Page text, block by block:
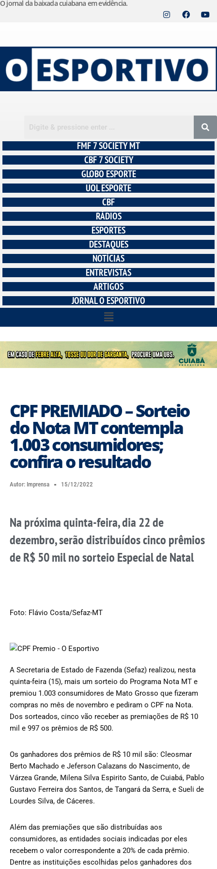
o
conteúdo
O jornal da baixada cuiabana em evidência.
FMF 7 SOCIETY MT
CBF 7 SOCIETY
GLOBO ESPORTE
UOL ESPORTE
CBF
RÁDIOS
ESPORTES
DESTAQUES
NOTÍCIAS
ENTREVISTAS
ARTIGOS
JORNAL O ESPORTIVO
CPF PREMIADO – Sorteio
do Nota MT contempla
1.003 consumidores;
confira o resultado
Autor: Imprensa 15/12/2022
Na próxima quinta-feira, dia 22 de
dezembro, serão distribuídos cinco prêmios
de R$ 50 mil no sorteio Especial de Natal
Foto: Flávio Costa/Sefaz-MT
A Secretaria de Estado de Fazenda (Sefaz) realizou, nesta
quinta-feira (15), mais um sorteio do Programa Nota MT e
premiou 1.003 consumidores de Mato Grosso que fizeram
compras no mês de novembro e pediram o CPF na Nota.
Dos sorteados, cinco vão receber as premiações de R$ 10
mil e 997 os prêmios de R$ 500.
Os ganhadores dos prêmios de R$ 10 mil são: Cleosmar
Berto Machado e Jeferson Calazans do Nascimento, de
Várzea Grande, Milena Silva Espirito Santo, de Cuiabá, Pablo
Gustavo Ferreira dos Santos, de Tangará da Serra, e Sueli de
Lourdes Silva, de Cáceres.
Além das premiações que são distribuídas aos
consumidores, as entidades sociais indicadas por eles
recebem o valor correspondente a 20% de cada prêmio.
Dentre as instituições escolhidas pelos ganhadores dos